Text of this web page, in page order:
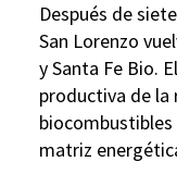
Después de
San Lorenzo
y Santa Fe Bio.
productiva de la
biocombustibles
matriz